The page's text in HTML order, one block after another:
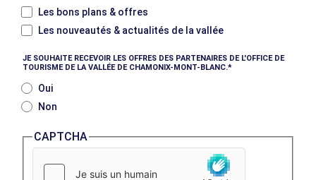
Les bons plans & offres
Les nouveautés & actualités de la vallée
JE SOUHAITE RECEVOIR LES OFFRES DES PARTENAIRES DE L'OFFICE DE
TOURISME DE LA VALLÉE DE CHAMONIX-MONT-BLANC.
Oui
Non
CAPTCHA